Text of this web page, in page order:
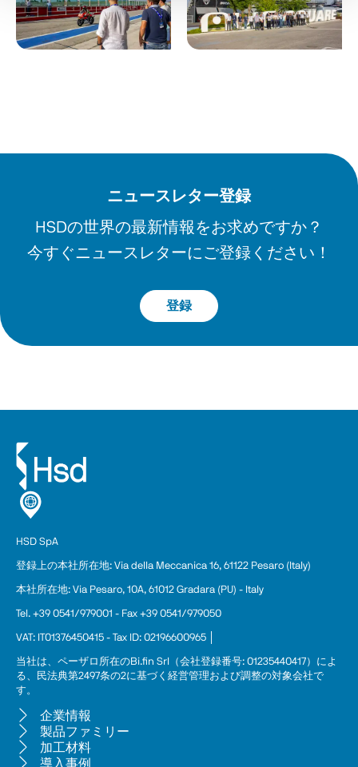
ニュースレター登録
HSDの世界の最新情報をお求めですか？
今すぐニュースレターにご登録ください！
登録
HSD SpA
登録上の本社所在地: Via della Meccanica 16, 61122 Pesaro (Italy)
本社所在地: Via Pesaro, 10A, 61012 Gradara (PU) - Italy
Tel. +39 0541/979001 - Fax +39 0541/979050
VAT: IT01376450415 - Tax ID: 02196600965 │
当社は、ペーザロ所在のBi.fin Srl（会社登録番号: 01235440417）によ
る、民法典第2497条の2に基づく経営管理および調整の対象会社で
す。
企業情報
製品ファミリー
加工材料
導入事例